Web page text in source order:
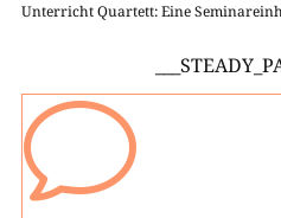
Unterricht Quartett: Eine
v